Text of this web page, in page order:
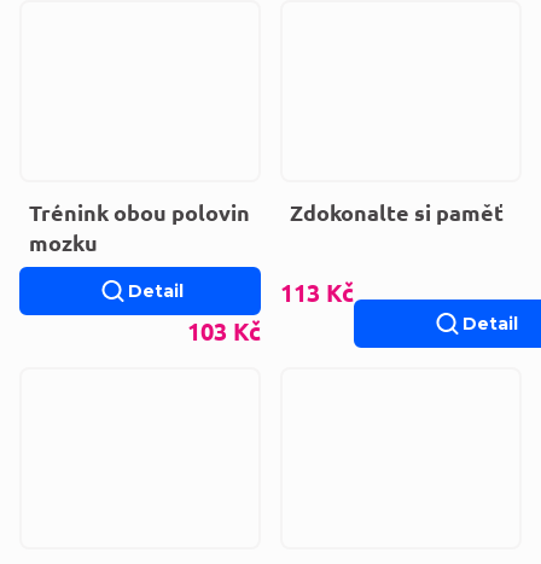
Trénink obou polovin
mozku
103 Kč
Detail
Zdokonalte si paměť
113 Kč
Detail